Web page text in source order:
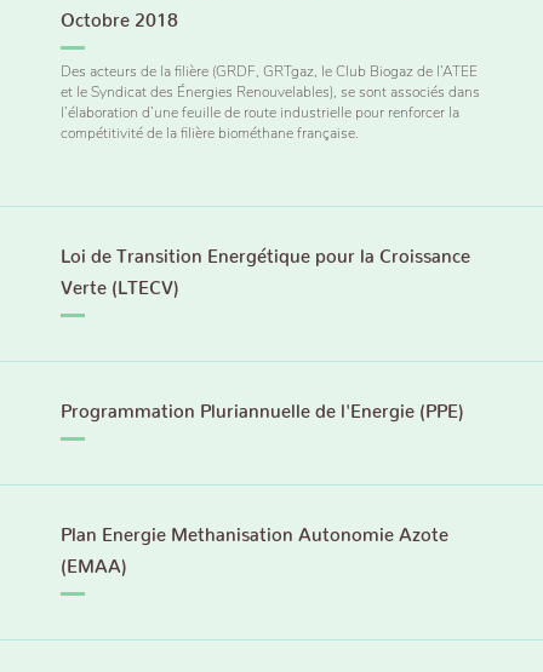
Octobre 2018
Des acteurs de la filière (GRDF, GRTgaz, le Club Biogaz de l’ATEE
et le Syndicat des Énergies Renouvelables), se sont associés dans
l’élaboration d’une feuille de route industrielle pour renforcer la
compétitivité de la filière biométhane française.
Loi de Transition Energétique pour la Croissance
Verte (LTECV)
Programmation Pluriannuelle de l'Energie (PPE)
Plan Energie Methanisation Autonomie Azote
(EMAA)